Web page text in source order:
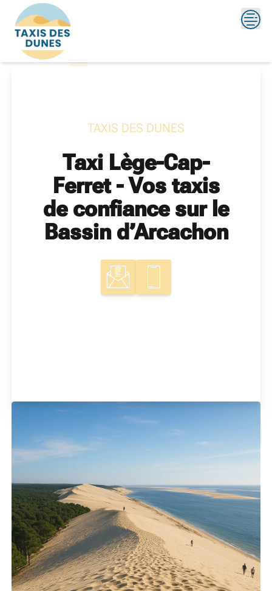
content
TAXIS DES DUNES
Taxi Lège-Cap-
Ferret - Vos taxis
de confiance sur le
Bassin d’Arcachon